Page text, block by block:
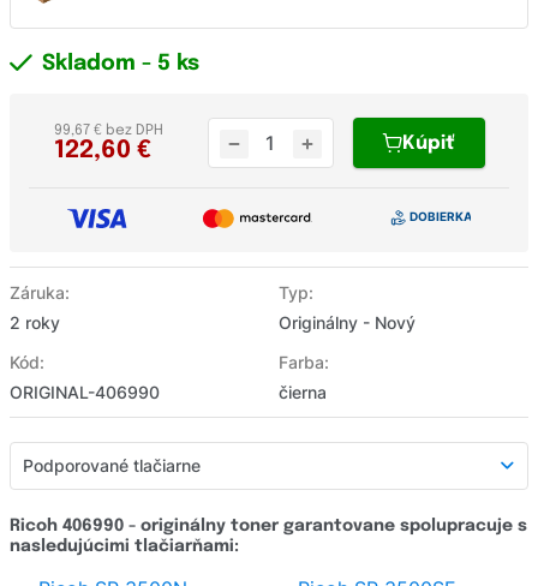
Záruka:
2 roky
Typ:
Originálny - Nový
Kód:
ORIGINAL-406990
Farba:
čierna
Skladom - 5 ks
122,60 €
99,67 € bez DPH
Kúpiť
Podporované tlačiarne
Detailný popis
Ricoh 406990 - originálny toner garantovane spolupracuje s
nasledujúcimi tlačiarňami: